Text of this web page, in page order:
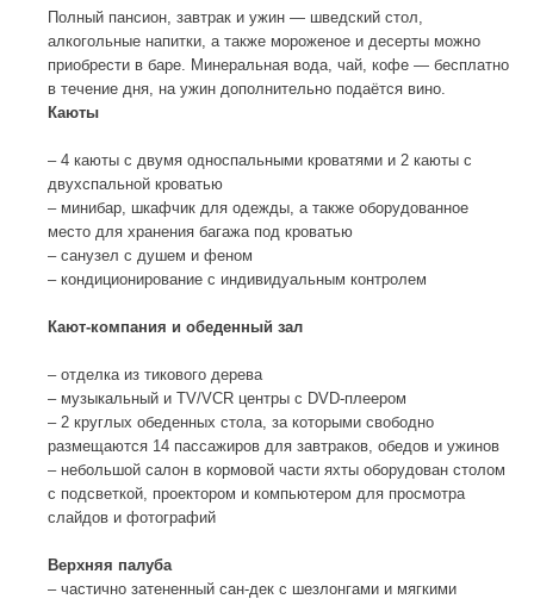
Полный пансион, завтрак и ужин — шведский стол,
алкогольные напитки, а также мороженое и десерты можно
приобрести в баре. Минеральная вода, чай, кофе — бесплатно
в течение дня, на ужин дополнительно подаётся вино.
Каюты
– 4 каюты с двумя односпальными кроватями и 2 каюты с
двухспальной кроватью
– минибар, шкафчик для одежды, а также оборудованное
место для хранения багажа под кроватью
– санузел с душем и феном
– кондиционирование с индивидуальным контролем
Кают-компания и обеденный зал
– отделка из тикового дерева
– музыкальный и TV/VCR центры с DVD-плеером
– 2 круглых обеденных стола, за которыми свободно
размещаются 14 пассажиров для завтраков, обедов и ужинов
– небольшой салон в кормовой части яхты оборудован столом
с подсветкой, проектором и компьютером для просмотра
слайдов и фотографий
Верхняя палуба
– частично затененный сан-дек с шезлонгами и мягкими